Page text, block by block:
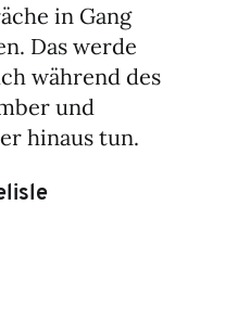
in Gang
Das werde
während des
und
hinaus tun.